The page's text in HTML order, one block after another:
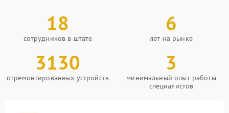
18
сотрудников в штате
6
лет на рынке
3130
отремонтированных устройств
3
минимальный опыт работы
специалистов